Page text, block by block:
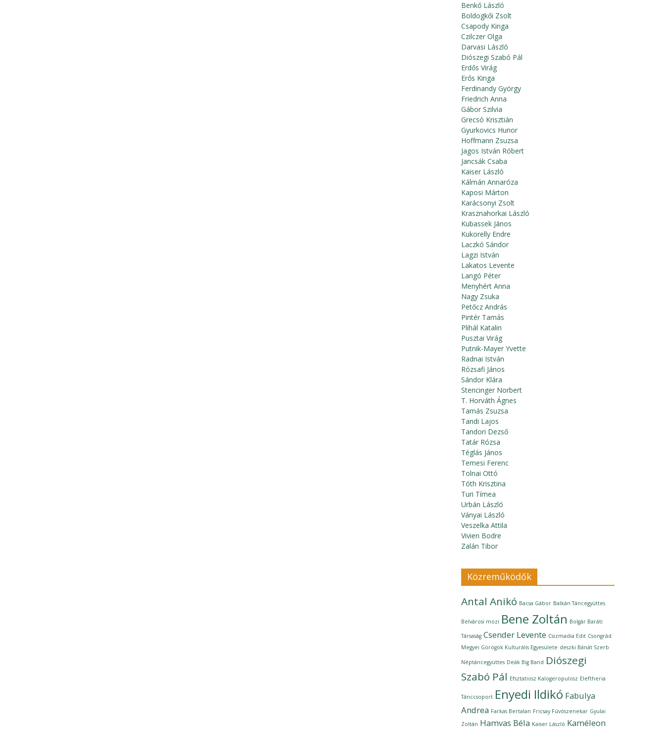
Benkő László
Boldogkői Zsolt
Csapody Kinga
Czilczer Olga
Darvasi László
Diószegi Szabó Pál
Erdős Virág
Erős Kinga
Ferdinandy György
Friedrich Anna
Gábor Szilvia
Grecsó Krisztián
Gyurkovics Hunor
Hoffmann Zsuzsa
Jagos István Róbert
Jancsák Csaba
Kaiser László
Kálmán Annaróza
Kaposi Márton
Karácsonyi Zsolt
Krasznahorkai László
Kubassek János
Kukorelly Endre
Laczkó Sándor
Lagzi István
Lakatos Levente
Langó Péter
Menyhért Anna
Nagy Zsuka
Petőcz András
Pintér Tamás
Plihál Katalin
Pusztai Virág
Putnik-Mayer Yvette
Radnai István
Rózsafi János
Sándor Klára
Stencinger Norbert
T. Horváth Ágnes
Tamás Zsuzsa
Tandi Lajos
Tandori Dezső
Tatár Rózsa
Téglás János
Temesi Ferenc
Tolnai Ottó
Tóth Krisztina
Turi Tímea
Urbán László
Ványai László
Veszelka Attila
Vivien Bodre
Zalán Tibor
Közreműködők
Antal Anikó Bacsa Gábor Balkán Táncegyüttes
Belvárosi mozi Bene Zoltán Bolgár Baráti
Társaság Csender Levente Csizmadia Edit Csongrád
Megyei Görögök Kulturális Egyesülete deszki Bánát Szerb
Néptáncegyüttes Deák Big Band Diószegi
Szabó Pál Efsztatiosz Kalogeropulosz Eleftheria
Tánccsoport Enyedi Ildikó Fabulya
Andrea Farkas Bertalan Fricsay Fúvószenekar Gyulai
Zoltán Hamvas Béla Kaiser László Kaméleon